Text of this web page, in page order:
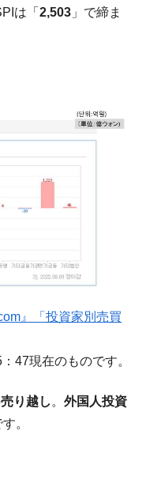
当たり1,214.4億ド
左右される状態
。李在明を支持しな
政策室長が告発され
あり、空前の国政壟
りになって抗議活
異常増加させる ⇒ 中
好調」のウラで他業
消費者院が『クーパ
⇒ 総額3兆7,000億
は「 2,503 」で締ま
』「投資家別売買
47現在のものです。
売り越し 。 外国人投資
。